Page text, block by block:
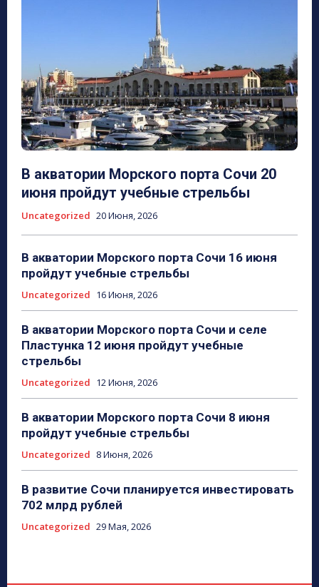
В акватории Морского порта Сочи 20
июня пройдут учебные стрельбы
Uncategorized 20 Июня, 2026
В акватории Морского порта Сочи 16 июня
пройдут учебные стрельбы
Uncategorized 16 Июня, 2026
В акватории Морского порта Сочи и селе
Пластунка 12 июня пройдут учебные
стрельбы
Uncategorized 12 Июня, 2026
В акватории Морского порта Сочи 8 июня
пройдут учебные стрельбы
Uncategorized 8 Июня, 2026
В развитие Сочи планируется инвестировать
702 млрд рублей
Uncategorized 29 Мая, 2026